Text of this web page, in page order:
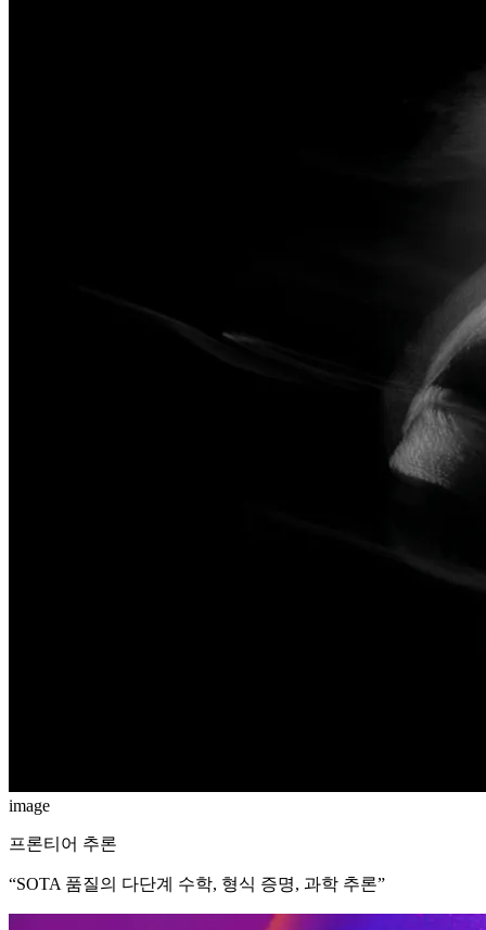
image
프론티어 추론
“SOTA 품질의 다단계 수학, 형식 증명, 과학 추론”